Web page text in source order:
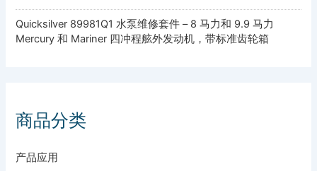
Quicksilver 89981Q1 水泵维修套件 – 8 马力和 9.9 马力
Mercury 和 Mariner 四冲程舷外发动机，带标准齿轮箱
商品分类
产品应用